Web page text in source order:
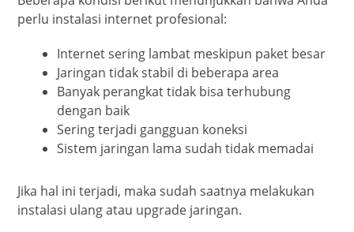
perlu instalasi internet profesional:
Internet sering lambat meskipun paket besar
Jaringan tidak stabil di beberapa area
Banyak perangkat tidak bisa terhubung
dengan baik
Sering terjadi gangguan koneksi
Sistem jaringan lama sudah tidak memadai
Jika hal ini terjadi, maka sudah saatnya melakukan
instalasi ulang atau upgrade jaringan.